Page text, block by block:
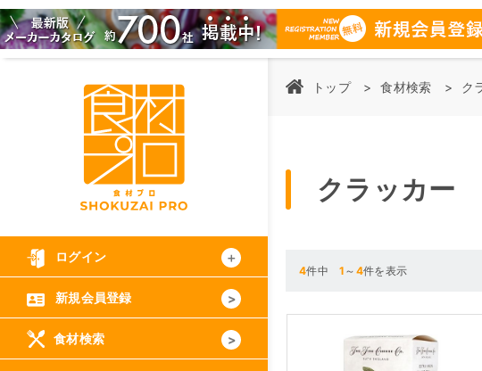
ログイン
新規会員登録
食材検索
トップ 食材検索 ク
クラッカー
4件中1 ～ 4件を表示